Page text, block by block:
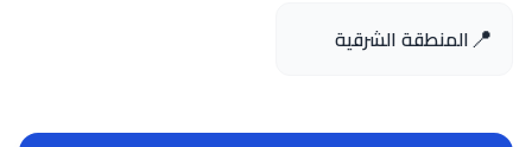
📍المنطقة الشرقية